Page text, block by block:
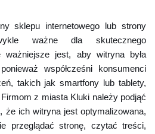
sklepu internetowego lub strony
ważne dla skutecznego
ważniejsze jest, aby witryna była
współcześni konsumenci
takich jak smartfony lub tablety,
z miasta Kluki należy podjąć
że ich witryna jest optymalizowana,
przeglądać stronę, czytać treści,